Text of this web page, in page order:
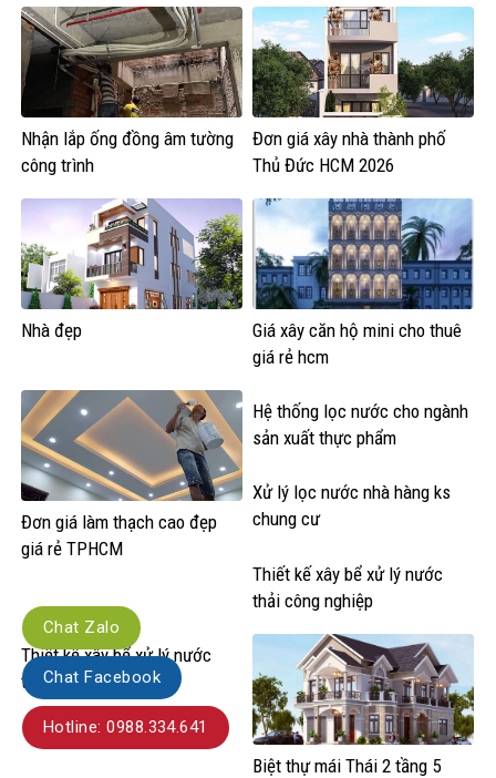
Nhận lắp ống đồng âm tường
công trình
Đơn giá xây nhà thành phố
Thủ Đức HCM 2026
Nhà đẹp
Giá xây căn hộ mini cho thuê
giá rẻ hcm
Đơn giá làm thạch cao đẹp
giá rẻ TPHCM
Hệ thống lọc nước cho ngành
sản xuất thực phẩm
Xử lý lọc nước nhà hàng ks
chung cư
Thiết kế xây bể xử lý nước
thải công nghiệp
Thiết kế xây bể xử lý nước
thải giá rẻ
Biệt thự mái Thái 2 tầng 5
Chat Zalo
Chat Facebook
Hotline: 0988.334.641